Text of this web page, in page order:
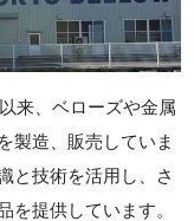
来、ベローズや金属
製造、販売していま
と技術を活用し、さ
を提供しています。